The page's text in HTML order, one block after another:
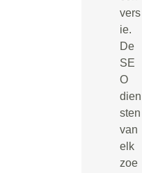
vers
ie.
De
SE
O
dien
sten
van
elk
zoe